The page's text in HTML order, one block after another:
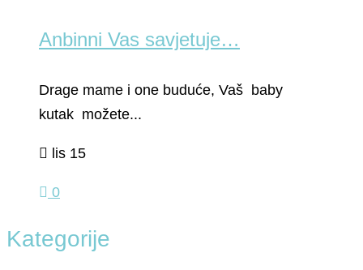
Anbinni Vas savjetuje…
Drage mame i one buduće, Vaš baby
kutak možete...
lis 15
0
Kategorije